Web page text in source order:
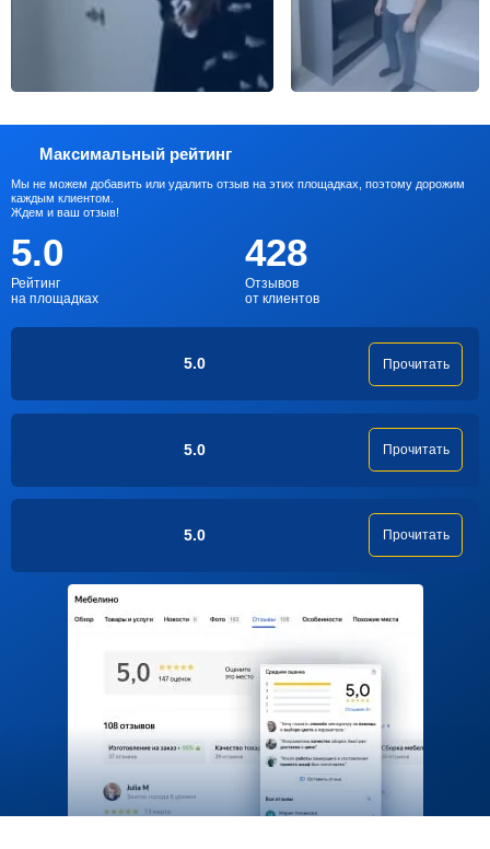
Максимальный рейтинг
Мы не можем добавить или удалить отзыв на этих площадках, поэтому дорожим
каждым клиентом.
Ждем и ваш отзыв!
5.0
Рейтинг
на площадках
428
Отзывов
от клиентов
5.0 Прочитать
5.0 Прочитать
5.0 Прочитать